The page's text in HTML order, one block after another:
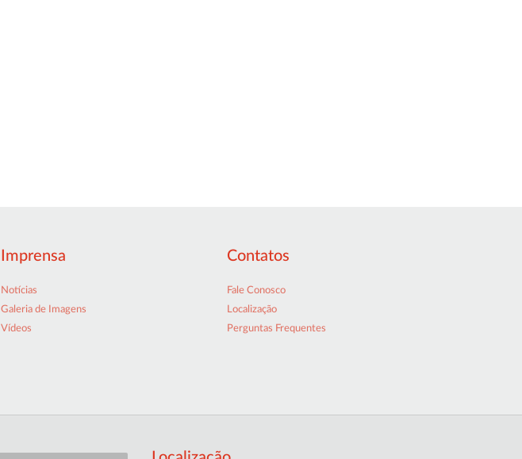
Imprensa
Notícias
Galeria de Imagens
Vídeos
Contatos
Fale Conosco
Localização
Perguntas Frequentes